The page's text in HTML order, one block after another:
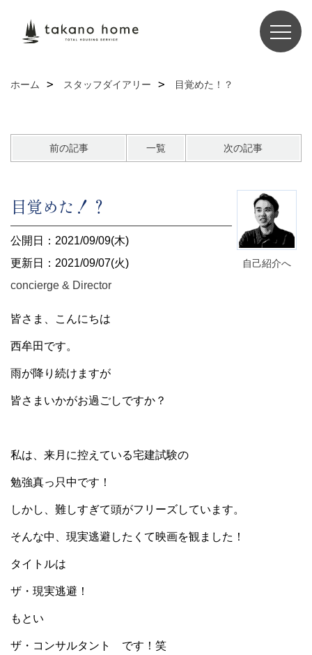
ホーム スタッフダイアリー 目覚めた！？
前の記事 一覧 次の記事
自己紹介へ
目覚めた！？
公開日：2021/09/09(木)
更新日：2021/09/07(火)
concierge & Director
皆さま、こんにちは
西牟田です。
雨が降り続けますが
皆さまいかがお過ごしですか？
私は、来月に控えている宅建試験の
勉強真っ只中です！
しかし、難しすぎて頭がフリーズしています。
そんな中、現実逃避したくて映画を観ました！
タイトルは
ザ・現実逃避！
もとい
ザ・コンサルタント です！笑